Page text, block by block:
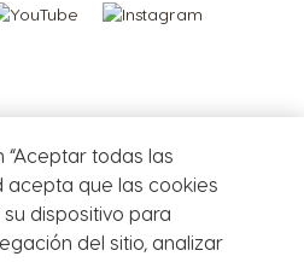
Centro de Ayuda de
Cafeteras
“Aceptar todas las
acepta que las cookies
dispositivo para
del sitio, analizar